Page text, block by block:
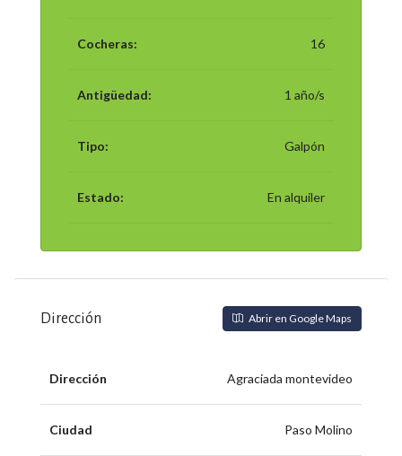
Cocheras: 16
Antigüedad: 1 año/s
Tipo: Galpón
Estado: En alquiler
Dirección Abrir en Google Maps
Dirección Agraciada montevideo
Ciudad Paso Molino